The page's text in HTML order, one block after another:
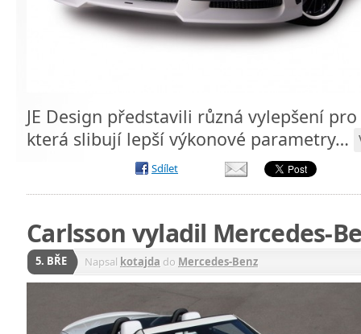
JE Design představili různá vylepšení
která slibují lepší výkonové parametry…
Sdílet
Carlsson vyladil Mercedes-
5. BŘE Napsal kotajda do Mercedes-Benz